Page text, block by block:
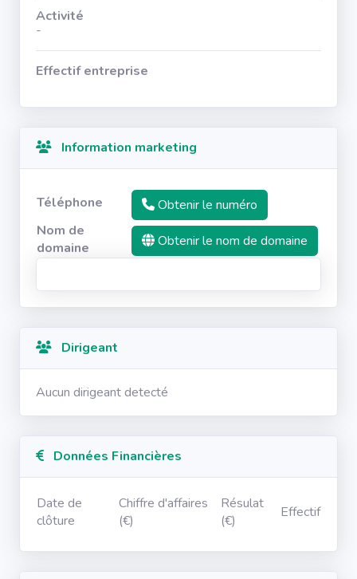
Activité
-
Effectif entreprise
Information marketing
Téléphone
Obtenir le numéro
Nom de
domaine
Obtenir le nom de domaine
Dirigeant
Aucun dirigeant detecté
Données Financières
Date de
clôture
Chiffre d'affaires
(€)
Résulat
(€)
Effectif